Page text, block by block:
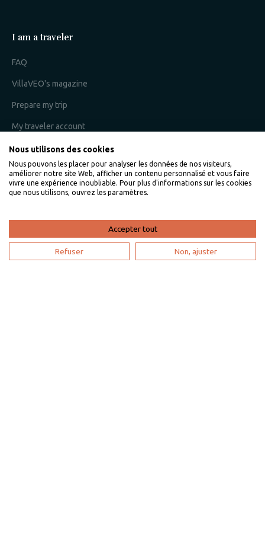
I am a traveler
FAQ
VillaVEO's magazine
Prepare my trip
My traveler account
I am an owner
Villaveo's expertise
Renting your vacation home
Owner login
Nous utilisons des cookies
Nous pouvons les placer pour analyser les données de nos visiteurs,
améliorer notre site Web, afficher un contenu personnalisé et vous faire
vivre une expérience inoubliable. Pour plus d'informations sur les cookies
que nous utilisons, ouvrez les paramètres.
Accepter tout
Refuser Non, ajuster